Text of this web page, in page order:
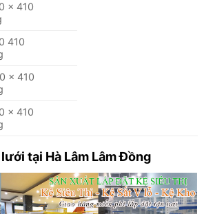
x 410
410
x 410
x 410
lưới tại Hà Lâm Lâm Đồng